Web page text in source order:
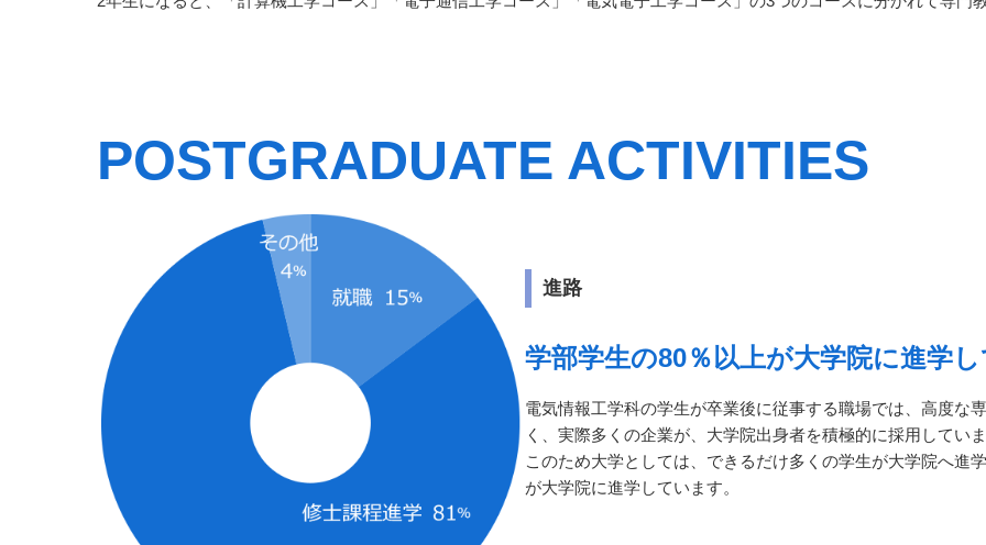
POSTGRADUATE ACTIVITIES
進路
学部学生の80％以上が大学院に進学
電気情報工学科の学生が卒業後に従事する職場では、高度な
く、実際多くの企業が、大学院出身者を積極的に採用してい
このため大学としては、できるだけ多くの学生が大学院へ進
が大学院に進学しています。